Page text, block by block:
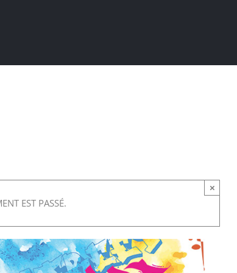
EST PASSÉ.
×